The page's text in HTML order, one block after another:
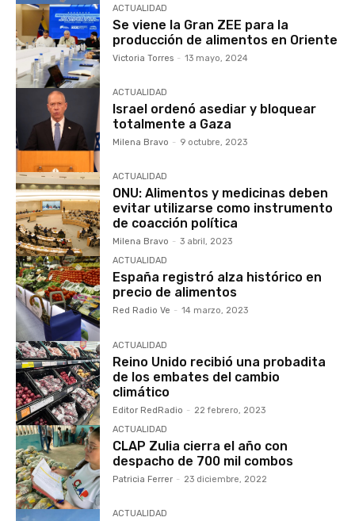
ACTUALIDAD
Se viene la Gran ZEE para la
producción de alimentos en Oriente
Victoria Torres - 13 mayo, 2024
ACTUALIDAD
Israel ordenó asediar y bloquear
totalmente a Gaza
Milena Bravo - 9 octubre, 2023
ACTUALIDAD
ONU: Alimentos y medicinas deben
evitar utilizarse como instrumento
de coacción política
Milena Bravo - 3 abril, 2023
ACTUALIDAD
España registró alza histórico en
precio de alimentos
Red Radio Ve - 14 marzo, 2023
ACTUALIDAD
Reino Unido recibió una probadita
de los embates del cambio
climático
Editor RedRadio - 22 febrero, 2023
ACTUALIDAD
CLAP Zulia cierra el año con
despacho de 700 mil combos
Patricia Ferrer - 23 diciembre, 2022
ACTUALIDAD